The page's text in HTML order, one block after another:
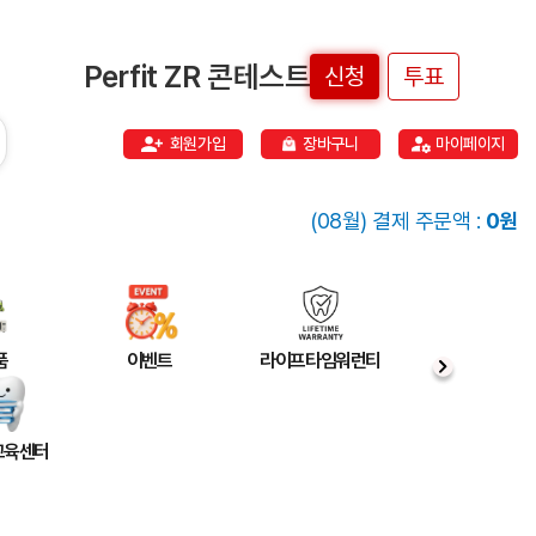
Perfit ZR 콘테스트 신청 투표
회원가입 장바구니 마이페이지
(08월) 결제 주문액 : 0원
이벤트 라이프타임워런티
센터